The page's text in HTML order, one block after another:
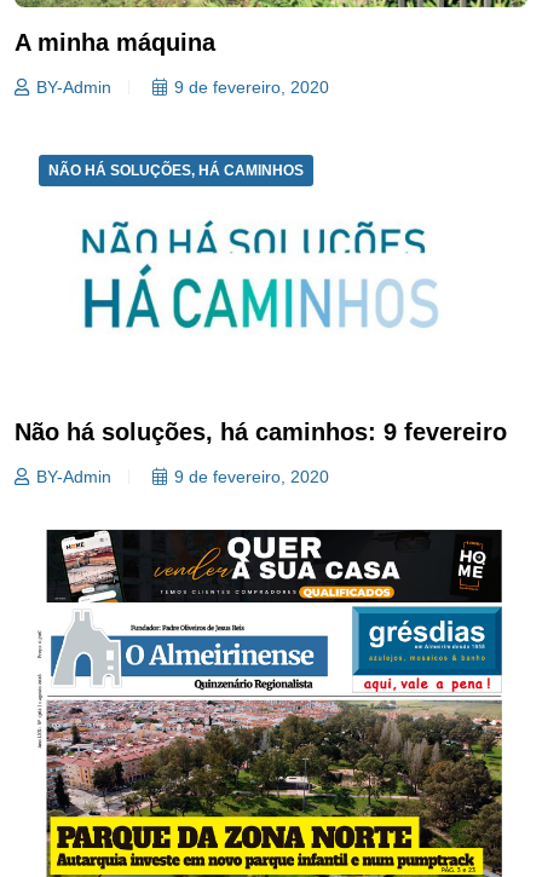
A minha máquina
BY-Admin 9 de fevereiro, 2020
NÃO HÁ SOLUÇÕES, HÁ CAMINHOS
Não há soluções, há caminhos: 9 fevereiro
BY-Admin 9 de fevereiro, 2020